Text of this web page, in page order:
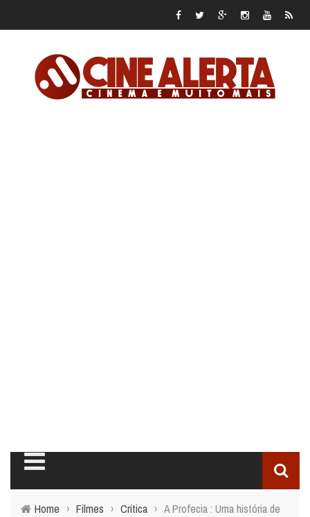
Home › Filmes › Crítica › A Profecia : Uma história de